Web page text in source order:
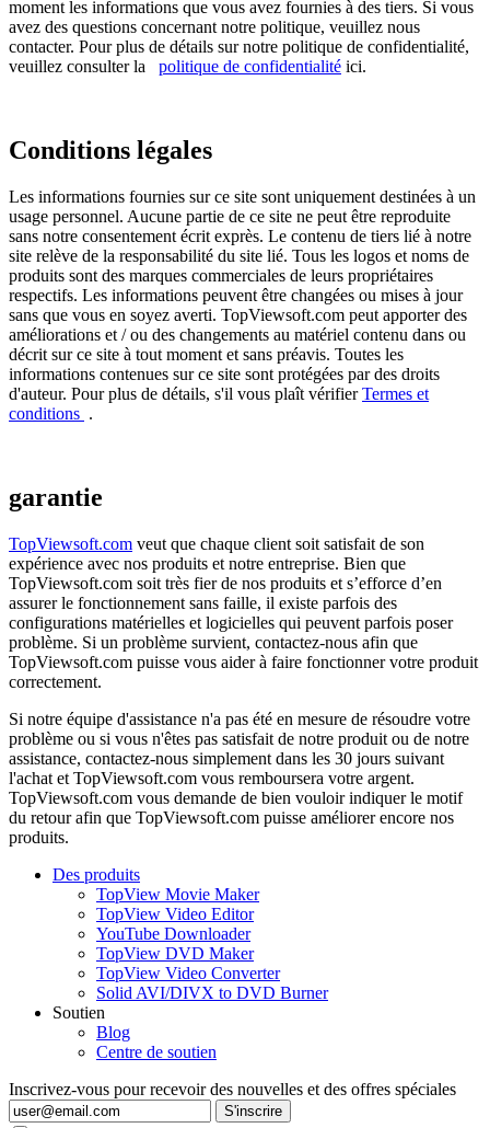
moment les informations que vous avez fournies à des tiers. Si vous
avez des questions concernant notre politique, veuillez nous
contacter. Pour plus de détails sur notre politique de confidentialité,
veuillez consulter la politique de confidentialité ici.
Conditions légales
Les informations fournies sur ce site sont uniquement destinées à un
usage personnel. Aucune partie de ce site ne peut être reproduite
sans notre consentement écrit exprès. Le contenu de tiers lié à notre
site relève de la responsabilité du site lié. Tous les logos et noms de
produits sont des marques commerciales de leurs propriétaires
respectifs. Les informations peuvent être changées ou mises à jour
sans que vous en soyez averti. TopViewsoft.com peut apporter des
améliorations et / ou des changements au matériel contenu dans ou
décrit sur ce site à tout moment et sans préavis. Toutes les
informations contenues sur ce site sont protégées par des droits
d'auteur. Pour plus de détails, s'il vous plaît vérifierTermes et
conditions .
garantie
TopViewsoft.com veut que chaque client soit satisfait de son
expérience avec nos produits et notre entreprise. Bien que
TopViewsoft.com soit très fier de nos produits et s’efforce d’en
assurer le fonctionnement sans faille, il existe parfois des
configurations matérielles et logicielles qui peuvent parfois poser
problème. Si un problème survient, contactez-nous afin que
TopViewsoft.com puisse vous aider à faire fonctionner votre produit
correctement.
Si notre équipe d'assistance n'a pas été en mesure de résoudre votre
problème ou si vous n'êtes pas satisfait de notre produit ou de notre
assistance, contactez-nous simplement dans les 30 jours suivant
l'achat et TopViewsoft.com vous remboursera votre argent.
TopViewsoft.com vous demande de bien vouloir indiquer le motif
du retour afin que TopViewsoft.com puisse améliorer encore nos
produits.
Des produits
TopView Movie Maker
TopView Video Editor
YouTube Downloader
TopView DVD Maker
TopView Video Converter
Solid AVI/DIVX to DVD Burner
Soutien
Blog
Centre de soutien
Inscrivez-vous pour recevoir des nouvelles et des offres spéciales
S'inscrire